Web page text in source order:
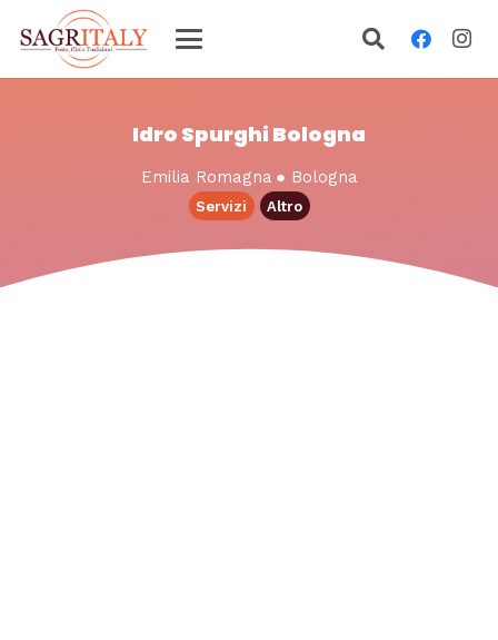
Idro Spurghi Bologna
Emilia Romagna ● Bologna
Servizi Altro